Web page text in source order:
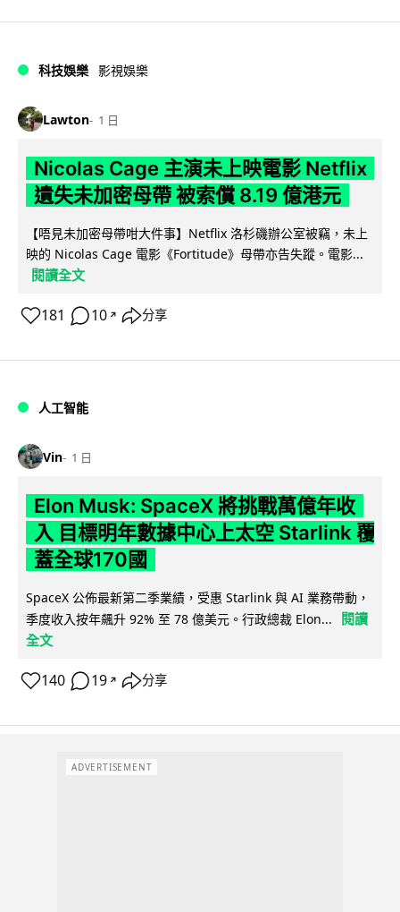
科技娛樂 影視娛樂
Lawton 1 日
Nicolas Cage 主演未上映電影 Netflix
遺失未加密母帶 被索償 8.19 億港元
【唔見未加密母帶咁大件事】Netflix 洛杉磯辦公室被竊，未上
映的 Nicolas Cage 電影《Fortitude》母帶亦告失蹤。電影...
閱讀全文
181 10 ↗ 分享
人工智能
Vin 1 日
Elon Musk: SpaceX 將挑戰萬億年收
入 目標明年數據中心上太空 Starlink 覆
蓋全球170國
SpaceX 公佈最新第二季業績，受惠 Starlink 與 AI 業務帶動，
季度收入按年飆升 92% 至 78 億美元。行政總裁 Elon...
閱讀
全文
140 19 ↗ 分享
ADVERTISEMENT